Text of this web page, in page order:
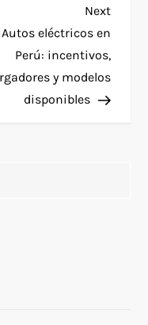
Next
Post
Next
Autos eléctricos en
Perú: incentivos,
y modelos
disponibles